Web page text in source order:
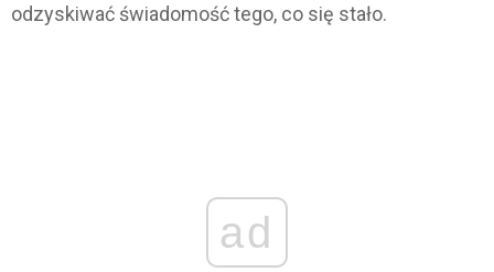
odzyskiwać świadomość tego, co się stało.
ad